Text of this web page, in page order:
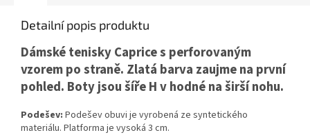
Detailní popis produktu
Dámské tenisky Caprice s perforovaným
vzorem po straně. Zlatá barva zaujme na první
pohled. Boty jsou šíře H v hodné na širší nohu.
Podešev: Podešev obuvi je vyrobená ze syntetického
materiálu. Platforma je vysoká 3 cm.